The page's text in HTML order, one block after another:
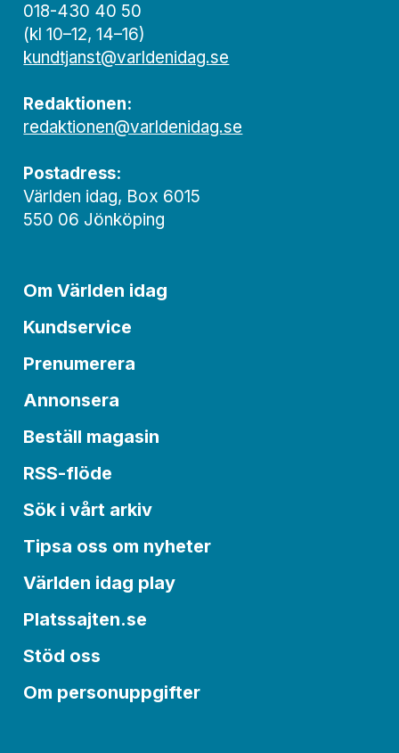
018-430 40 50
(kl 10–12, 14–16)
kundtjanst@varldenidag.se
Redaktionen:
redaktionen@varldenidag.se
Postadress:
Världen idag, Box 6015
550 06 Jönköping
Om Världen idag
Kundservice
Prenumerera
Annonsera
Beställ magasin
RSS-flöde
Sök i vårt arkiv
Tipsa oss om nyheter
Världen idag play
Platssajten.se
Stöd oss
Om personuppgifter